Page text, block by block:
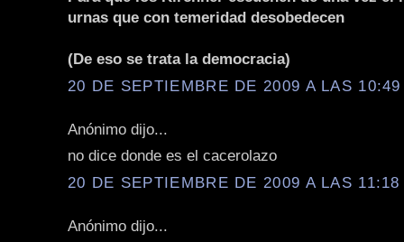
urnas que con temeridad desobedecen
(De eso se trata la democracia)
20 DE SEPTIEMBRE DE 2009 A LAS 10:49
Anónimo dijo...
no dice donde es el cacerolazo
20 DE SEPTIEMBRE DE 2009 A LAS 11:18
Anónimo dijo...